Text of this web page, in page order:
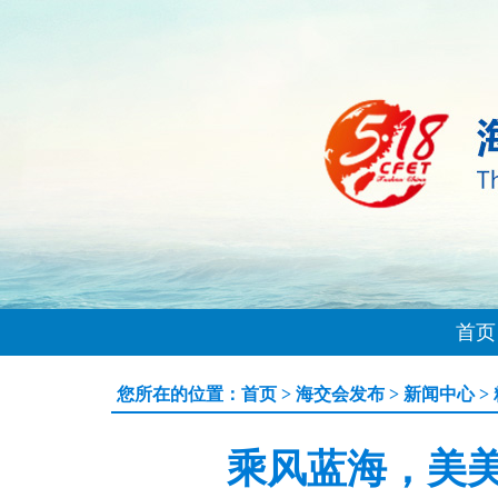
首页
您所在的位置： 首页 > 海交会发布 > 新闻中心>
乘风蓝海，美